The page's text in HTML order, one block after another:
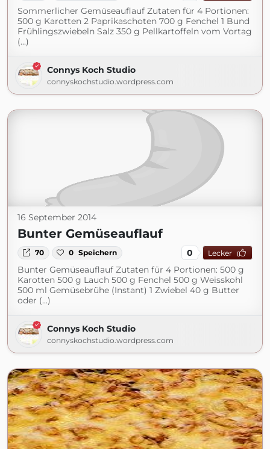
Sommerlicher Gemüseauflauf Zutaten für 4 Portionen:
500 g Karotten 2 Paprikaschoten 700 g Fenchel 1 Bund
Frühlingszwiebeln Salz 350 g Pellkartoffeln vom Vortag
(...)
Connys Koch Studio
connyskochstudio.wordpress.com
16 September 2014
Bunter Gemüseauflauf
70 0 Speichern 0 Lecker
Bunter Gemüseauflauf Zutaten für 4 Portionen: 500 g
Karotten 500 g Lauch 500 g Fenchel 500 g Weisskohl
500 ml Gemüsebrühe (Instant) 1 Zwiebel 40 g Butter
oder (...)
Connys Koch Studio
connyskochstudio.wordpress.com